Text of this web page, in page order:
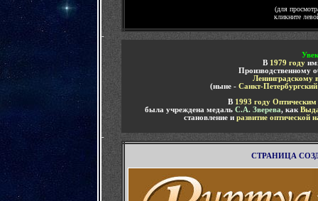
(для
кликните
-
В 1979 году
Производственному
Ленинградскому
(ныне - Санкт-
В 1993 году
была учреждена медаль С.А. Зверева, как
становление и развитие оптической
-
СТРАНИЦА